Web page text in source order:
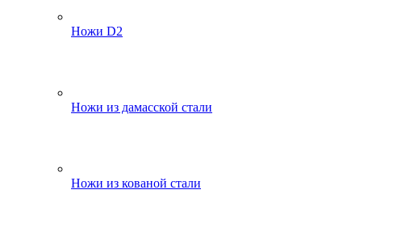
Ножи D2
Ножи из дамасской стали
Ножи из кованой стали